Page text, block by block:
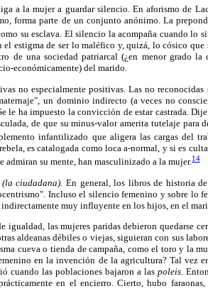
a la mujer a guardar silencio. En aforismo de
forma parte de un conjunto anónimo. La
su esclava. El silencio la acompaña cuando lo
el estigma de ser lo maléfico y, quizá, lo cósico
de una sociedad patriarcal (¿en menor grado la
económicamente) del marido.
no especialmente positivas. Las no
un dominio indirecto (a veces no
le ha impuesto la convicción de estar castrada.
de que su minus-valor amerita tutelaje para
infantilizado que aligera las cargas del
es catalogada como loca a-normal, y si es
su mente, han masculinizado a la mujer.14
ciudadana). En general, los libros de historia
Incluso el silencio femenino y sobre lo
muy influyente en los hijos, en el
las mujeres paridas debieron quedarse
aldeanas débiles o viejas, siguieran con sus
cueva o tienda de campaña, como el toro y la
en la invención de la agricultura? Tal vez
cuando las poblaciones bajaron a laspoleis.
en el encierro. Cierto, hubo